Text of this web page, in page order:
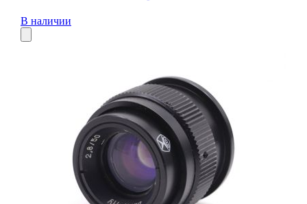
В наличии